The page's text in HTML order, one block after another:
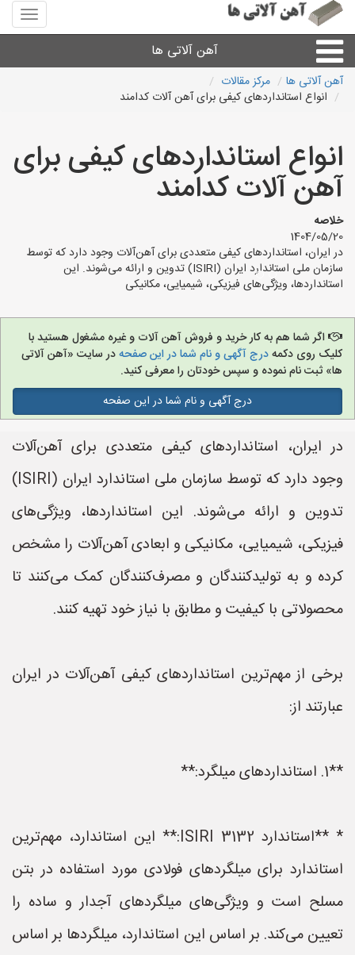
منوی
سایت
آلاتی
آهن آلاتی ها
میلگرد نبشی،مفتول
ورق
لوله و اتصالات
سایر آهن آلات
آهن آلاتی های شهرها
آهن آلاتی ها
مرکز مقالات
انواع استانداردهای کیفی برای آهن آلات کدامند
انواع استانداردهای کیفی برای
آهن آلات کدامند
خلاصه
1404/05/20
در ایران، استانداردهای کیفی متعددی برای آهن‌آلات وجود دارد که توسط
سازمان ملی استاندارد ایران (ISIRI) تدوین و ارائه می‌شوند. این
استانداردها، ویژگی‌های فیزیکی، شیمیایی، مکانیکی
اگر شما هم به کار خرید و فروش آهن آلات و غیره مشغول هستید با
کلیک روی دکمهدرج آگهی و نام شما در این صفحهدر سایت «آهن آلاتی
ها» ثبت نام نموده و سپس خودتان را معرفی کنید.
درج آگهی و نام شما در این صفحه
در ایران، استانداردهای کیفی متعددی برای آهن‌آلات
وجود دارد که توسط سازمان ملی استاندارد ایران (ISIRI)
تدوین و ارائه می‌شوند. این استانداردها، ویژگی‌های
فیزیکی، شیمیایی، مکانیکی و ابعادی آهن‌آلات را مشخص
کرده و به تولیدکنندگان و مصرف‌کنندگان کمک می‌کنند تا
محصولاتی با کیفیت و مطابق با نیاز خود تهیه کنند.
برخی از مهم‌ترین استانداردهای کیفی آهن‌آلات در ایران
عبارتند از:
**1. استانداردهای میلگرد:**
* **استاندارد ISIRI 3132:** این استاندارد، مهم‌ترین
استاندارد برای میلگردهای فولادی مورد استفاده در بتن
مسلح است و ویژگی‌های میلگردهای آجدار و ساده را
تعیین می‌کند. بر اساس این استاندارد، میلگردها بر اساس